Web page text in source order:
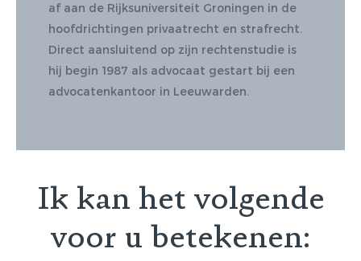
af aan de Rijksuniversiteit Groningen in de
hoofdrichtingen privaatrecht en strafrecht.
Direct aansluitend op zijn rechtenstudie is
hij begin 1987 als advocaat gestart bij een
advocatenkantoor in Leeuwarden.
Ik kan het volgende
voor u betekenen: